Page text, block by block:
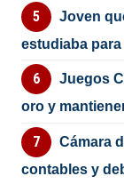
Joven
estudiaba
Juegos
oro y
Cámara
contables y